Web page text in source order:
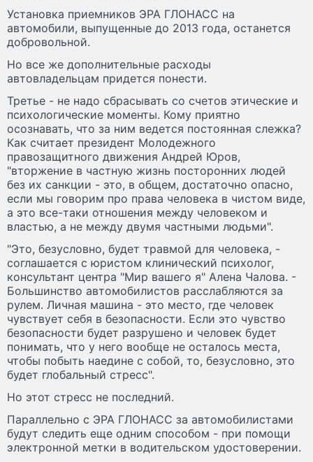
Установка приемников ЭРА ГЛОНАСС на
автомобили, выпущенные до 2013 года, останется
добровольной.
Но все же дополнительные расходы
автовладельцам придется понести.
Третье - не надо сбрасывать со счетов этические и
психологические моменты. Кому приятно
осознавать, что за ним ведется постоянная слежка?
Как считает президент Молодежного
правозащитного движения Андрей Юров,
"вторжение в частную жизнь посторонних людей
без их санкции - это, в общем, достаточно опасно,
если мы говорим про права человека в чистом виде,
а это все-таки отношения между человеком и
властью, а не между двумя частными людьми".
"Это, безусловно, будет травмой для человека, -
соглашается с юристом клинический психолог,
консультант центра "Мир вашего я" Алена Чалова. -
Большинство автомобилистов расслабляются за
рулем. Личная машина - это место, где человек
чувствует себя в безопасности. Если это чувство
безопасности будет разрушено и человек будет
понимать, что у него вообще не осталось места,
чтобы побыть наедине с собой, то, безусловно, это
будет глобальный стресс".
Но этот стресс не последний.
Параллельно с ЭРА ГЛОНАСС за автомобилистами
будут следить еще одним способом - при помощи
электронной метки в водительском удостоверении.